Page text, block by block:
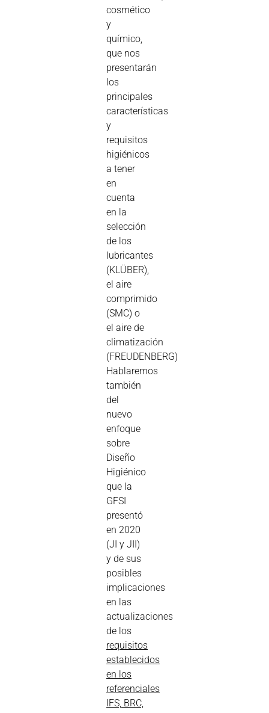
cosmético
y
químico,
que nos
presentarán
los
principales
características
y
requisitos
higiénicos
a tener
en
cuenta
en la
selección
de los
lubricantes
(KLÜBER),
el aire
comprimido
(SMC) o
el aire de
climatización
(FREUDENBERG)
Hablaremos
también
del
nuevo
enfoque
sobre
Diseño
Higiénico
que la
GFSI
presentó
en 2020
(JI y JII)
y de sus
posibles
implicaciones
en las
actualizaciones
de los
requisitos
establecidos
en los
referenciales
IFS, BRC,